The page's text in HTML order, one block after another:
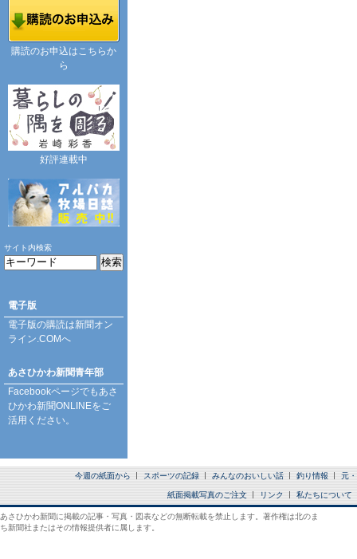
購読のお申込はこちらか
ら
好評連載中
サイト内検索
電子版
電子版の購読は新聞オン
ライン.COMへ
あさひかわ新聞青年部
Facebookページでもあさ
ひかわ新聞ONLINEをご
活用ください。
今週の紙面から スポーツの記録 みんなのおいしい話 釣り情報 元
紙面掲載写真のご注文 リンク 私たちについて
あさひかわ新聞に掲載の記事・写真・図表などの無断転載を禁止します。著作権は北のま
ち新聞社またはその情報提供者に属します。